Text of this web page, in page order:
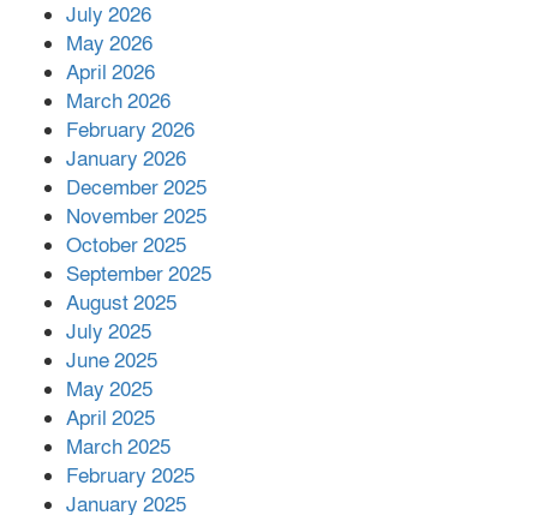
পর ফোন তারেক রহমানের,গ্যাস সঙ্কট
July 2026
May 2026
April 2026
March 2026
February 2026
January 2026
December 2025
November 2025
October 2025
September 2025
August 2025
July 2025
June 2025
May 2025
April 2025
March 2025
February 2025
January 2025